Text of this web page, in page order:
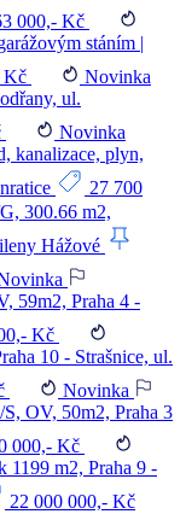
000,- Kč
stáním |
Kč
Novinka
ul.
Novinka
kanalizace, plyn,
27 700
300.66 m2,
Hážové
59m2, Praha 4 -
Kč
10 - Strašnice, ul.
Novinka
OV, 50m2, Praha 3
000,- Kč
1199 m2, Praha 9 -
22 000 000,- Kč